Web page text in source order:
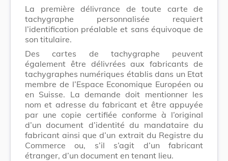
La première délivrance de toute carte de
tachygraphe personnalisée requiert
l’identification préalable et sans équivoque de
son titulaire.
Des cartes de tachygraphe peuvent
également être délivrées aux fabricants de
tachygraphes numériques établis dans un Etat
membre de l’Espace Economique Européen ou
en Suisse. La demande doit mentionner les
nom et adresse du fabricant et être appuyée
par une copie certifiée conforme à l’original
d’un document d’identité du mandataire du
fabricant ainsi que d’un extrait du Registre du
Commerce ou, s’il s’agit d’un fabricant
étranger, d’un document en tenant lieu.